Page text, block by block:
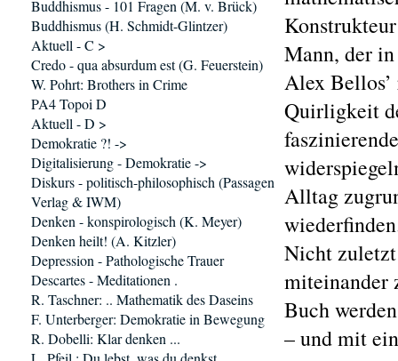
Mann, der
Alex
Quirligkeit
Alltag
Nicht
miteinander
Buch
– und mit
Buddhismus - 101 Fragen (M. v. Brück)
Buddhismus (H. Schmidt-Glintzer)
Aktuell - C >
Credo - qua absurdum est (G. Feuerstein)
W. Pohrt: Brothers in Crime
PA4 Topoi D
Aktuell - D >
Demokratie ?! ->
Digitalisierung - Demokratie ->
Diskurs - politisch-philosophisch (Passagen
Verlag & IWM)
Denken - konspirologisch (K. Meyer)
Denken heilt! (A. Kitzler)
Depression - Pathologische Trauer
Descartes - Meditationen .
R. Taschner: .. Mathematik des Daseins
F. Unterberger: Demokratie in Bewegung
R. Dobelli: Klar denken ...